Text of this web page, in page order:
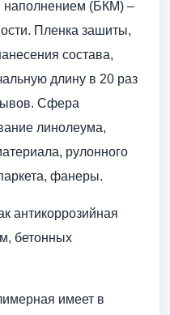
наполнением (БКМ) –
Пленка зашиты,
состава,
длину в 20 раз
Сфера
линолеума,
рулонного
фанеры.
антикоррозийная
бетонных
имеет в